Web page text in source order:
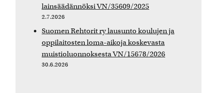
lainsäädännöksi VN/35609/2025
2.7.2026
Suomen Rehtorit ry lausunto koulujen ja
oppilaitosten loma-aikoja koskevasta
muistioluonnoksesta VN/15678/2026
30.6.2026